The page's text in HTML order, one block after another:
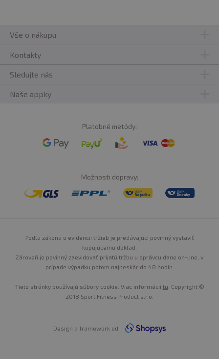
Vše o nákupu
Kontakty
Sledujte nás
Naše appky
Platobné metódy:
Možnosti dopravy:
Podľa zákona o evidencii tržieb je predávajúci povinný vystaviť
kupujúcemu doklad.
Zároveň je povinný zaevidovať prijatú tržbu u správcu dane on-line, v
prípade výpadku potom najneskôr do 48 hodín.
Tieto stránky používajú súbory cookie. Viac informácií tu . Copyright ©
2018 Sport Fitness Product s.r.o.
Design a framework od